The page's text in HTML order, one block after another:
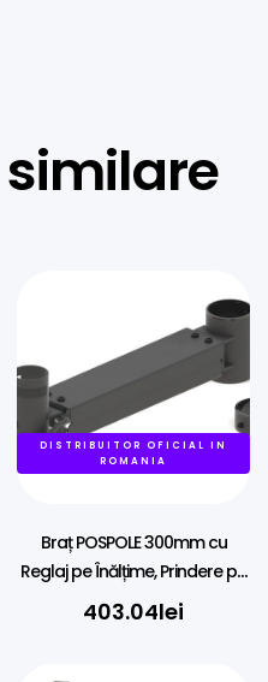
DISTRIBUITOR OFICIAL IN
ROMANIA
Braț POSPOLE 300mm cu
Reglaj pe Înălțime, Prindere pe
Stâlp 45mm
403.04lei